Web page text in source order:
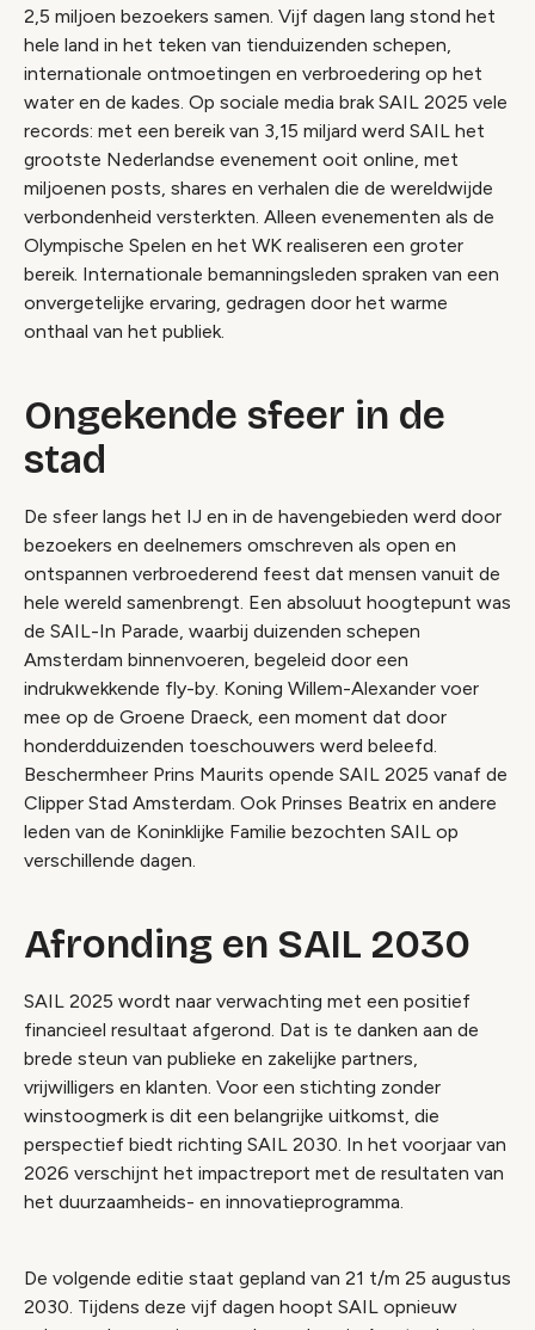
2,5 miljoen bezoekers samen. Vijf dagen lang stond het
hele land in het teken van tienduizenden schepen,
internationale ontmoetingen en verbroedering op het
water en de kades. Op sociale media brak SAIL 2025 vele
records: met een bereik van 3,15 miljard werd SAIL het
grootste Nederlandse evenement ooit online, met
miljoenen posts, shares en verhalen die de wereldwijde
verbondenheid versterkten. Alleen evenementen als de
Olympische Spelen en het WK realiseren een groter
bereik. Internationale bemanningsleden spraken van een
onvergetelijke ervaring, gedragen door het warme
onthaal van het publiek.
Ongekende sfeer in de
stad
De sfeer langs het IJ en in de havengebieden werd door
bezoekers en deelnemers omschreven als open en
ontspannen verbroederend feest dat mensen vanuit de
hele wereld samenbrengt. Een absoluut hoogtepunt was
de SAIL-In Parade, waarbij duizenden schepen
Amsterdam binnenvoeren, begeleid door een
indrukwekkende fly-by. Koning Willem-Alexander voer
mee op de Groene Draeck, een moment dat door
honderdduizenden toeschouwers werd beleefd.
Beschermheer Prins Maurits opende SAIL 2025 vanaf de
Clipper Stad Amsterdam. Ook Prinses Beatrix en andere
leden van de Koninklijke Familie bezochten SAIL op
verschillende dagen.
Afronding en SAIL 2030
SAIL 2025 wordt naar verwachting met een positief
financieel resultaat afgerond. Dat is te danken aan de
brede steun van publieke en zakelijke partners,
vrijwilligers en klanten. Voor een stichting zonder
winstoogmerk is dit een belangrijke uitkomst, die
perspectief biedt richting SAIL 2030. In het voorjaar van
2026 verschijnt het impactreport met de resultaten van
het duurzaamheids- en innovatieprogramma.
De volgende editie staat gepland van 21 t/m 25 augustus
2030. Tijdens deze vijf dagen hoopt SAIL opnieuw